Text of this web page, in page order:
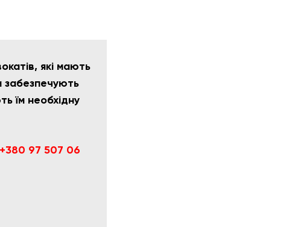
які мають
забезпечують
їм необхідну
+380 97 507 06